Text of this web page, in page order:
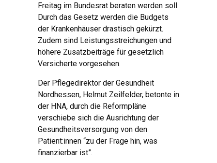
Freitag im Bundesrat beraten werden soll.
Durch das Gesetz werden die Budgets
der Krankenhäuser drastisch gekürzt.
Zudem sind Leistungsstreichungen und
höhere Zusatzbeiträge für gesetzlich
Versicherte vorgesehen.
Der Pflegedirektor der Gesundheit
Nordhessen, Helmut Zeilfelder, betonte in
der HNA, durch die Reformpläne
verschiebe sich die Ausrichtung der
Gesundheitsversorgung von den
Patient:innen “zu der Frage hin, was
finanzierbar ist”.